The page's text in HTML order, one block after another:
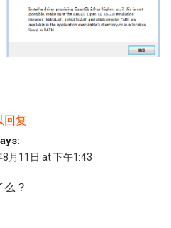
回复
8月11日 at 下午1:43
么？